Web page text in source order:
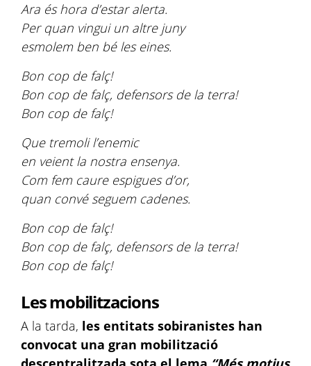
Ara és hora d’estar alerta.
Per quan vingui un altre juny
esmolem ben bé les eines.
Bon cop de falç!
Bon cop de falç, defensors de la terra!
Bon cop de falç!
Que tremoli l’enemic
en veient la nostra ensenya.
Com fem caure espigues d’or,
quan convé seguem cadenes.
Bon cop de falç!
Bon cop de falç, defensors de la terra!
Bon cop de falç!
Les mobilitzacions
A la tarda, les entitats sobiranistes han
convocat una gran mobilització